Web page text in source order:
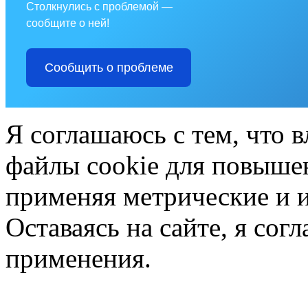
Столкнулись с проблемой —
сообщите о ней!
Сообщить о проблеме
Я соглашаюсь с тем, что
файлы cookie для
применяя метрические и
Оставаясь на сайте, я
применения.